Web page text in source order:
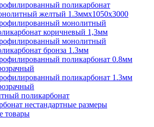
поликарбонат
желтый 1.3ммх1050х3000
монолитный
коричневый 1,3мм
монолитный
бронза 1.3мм
поликарбонат 0.8мм
поликарбонат 1.3мм
поликарбонат
нестандартные размеры
товары